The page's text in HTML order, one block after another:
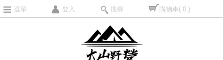
選單 登入 搜尋 購物車( 0 )